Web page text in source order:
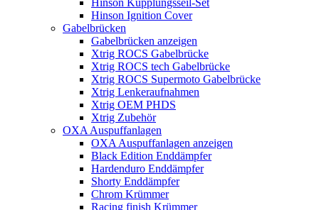
Hinson Kupplungsseil-Set
Hinson Ignition Cover
Gabelbrücken
Gabelbrücken anzeigen
Xtrig ROCS Gabelbrücke
Xtrig ROCS tech Gabelbrücke
Xtrig ROCS Supermoto Gabelbrücke
Xtrig Lenkeraufnahmen
Xtrig OEM PHDS
Xtrig Zubehör
OXA Auspuffanlagen
OXA Auspuffanlagen anzeigen
Black Edition Enddämpfer
Hardenduro Enddämpfer
Shorty Enddämpfer
Chrom Krümmer
Racing finish Krümmer